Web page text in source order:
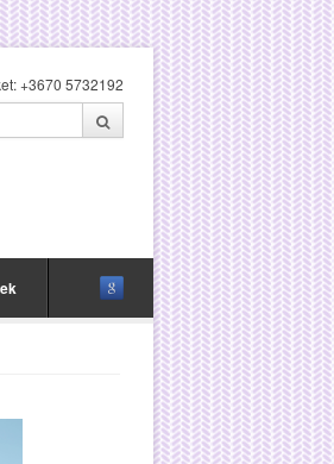
+3670 5732192